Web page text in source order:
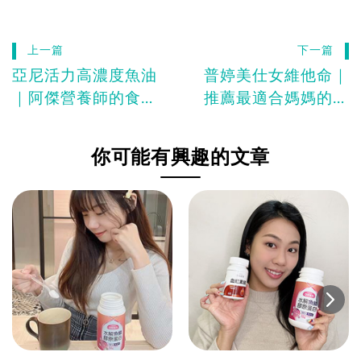
上一篇
亞尼活力高濃度魚油
｜阿傑營養師的食用
下一篇
普婷美仕女維他命｜
推薦最適合媽媽的大
你可能有興趣的文章